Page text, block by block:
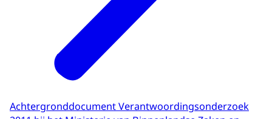
Achtergronddocument Verantwoordingsonderzoek